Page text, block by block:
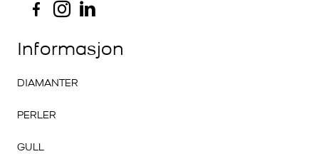
Informasjon
DIAMANTER
PERLER
GULL